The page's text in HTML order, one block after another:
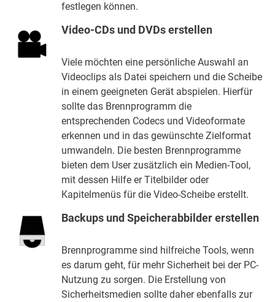
festlegen können.
Video-CDs und DVDs erstellen
Viele möchten eine persönliche Auswahl an
Videoclips als Datei speichern und die Scheibe
in einem geeigneten Gerät abspielen. Hierfür
sollte das Brennprogramm die
entsprechenden Codecs und Videoformate
erkennen und in das gewünschte Zielformat
umwandeln. Die besten Brennprogramme
bieten dem User zusätzlich ein Medien-Tool,
mit dessen Hilfe er Titelbilder oder
Kapitelmenüs für die Video-Scheibe erstellt.
Backups und Speicherabbilder erstellen
Brennprogramme sind hilfreiche Tools, wenn
es darum geht, für mehr Sicherheit bei der PC-
Nutzung zu sorgen. Die Erstellung von
Sicherheitsmedien sollte daher ebenfalls zur